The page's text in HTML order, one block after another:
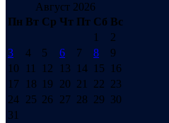
Август 2026
Пн Вт Ср Чт Пт Сб Вс
1
2
3
4 5 6 7 8
9
10
11 12 13 14 15
16
17
18 19 20 21 22 23
24 25 26 27 28 29 30
31